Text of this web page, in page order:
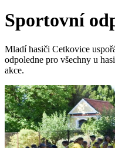
Sportovní
Mladí hasiči Cetkovice
odpoledne pro všechny u
akce.